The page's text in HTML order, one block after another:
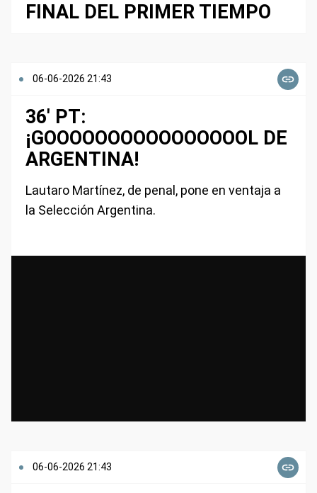
FINAL DEL PRIMER TIEMPO
06-06-2026 21:43
36' PT:
¡GOOOOOOOOOOOOOOOOL DE
ARGENTINA!
Lautaro Martínez, de penal, pone en ventaja a
la Selección Argentina.
06-06-2026 21:43